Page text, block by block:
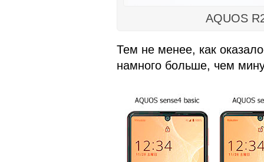
AQUOS
Тем не менее, как
намного больше, чем